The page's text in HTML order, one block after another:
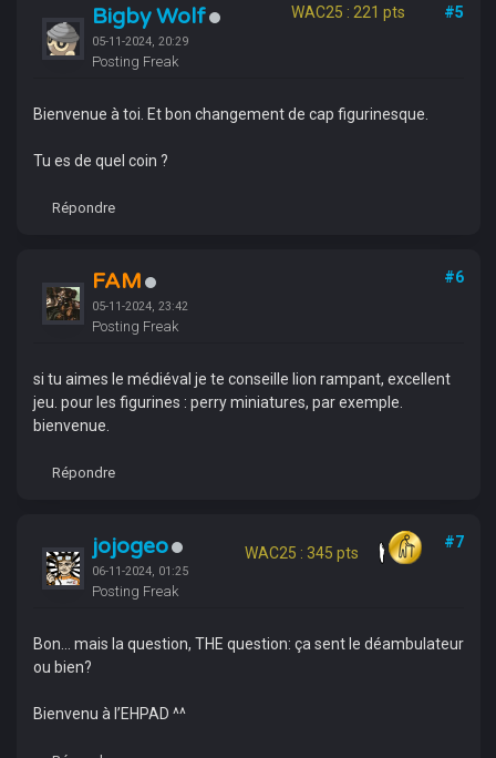
Bigby Wolf
05-11-2024, 20:29
Posting Freak
WAC25 : 221 pts #5
Bienvenue à toi. Et bon changement de cap figurinesque.
Tu es de quel coin ?
Répondre
FAM
05-11-2024, 23:42
Posting Freak
#6
si tu aimes le médiéval je te conseille lion rampant, excellent
jeu. pour les figurines : perry miniatures, par exemple.
bienvenue.
Répondre
jojogeo
06-11-2024, 01:25
Posting Freak
WAC25 : 345 pts
#7
Bon… mais la question, THE question: ça sent le déambulateur
ou bien?
Bienvenu à l’EHPAD ^^